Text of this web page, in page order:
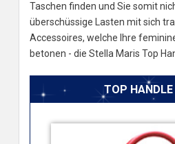
Taschen finden und Sie somit
überschüssige Lasten mit sich
Accessoires, welche Ihre
betonen - die Stella Maris Top
TOP HANDLE